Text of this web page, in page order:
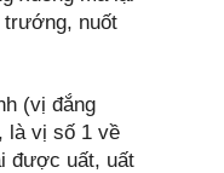
trướng, nuốt
(vị đắng
là vị số 1 về
được uất, uất